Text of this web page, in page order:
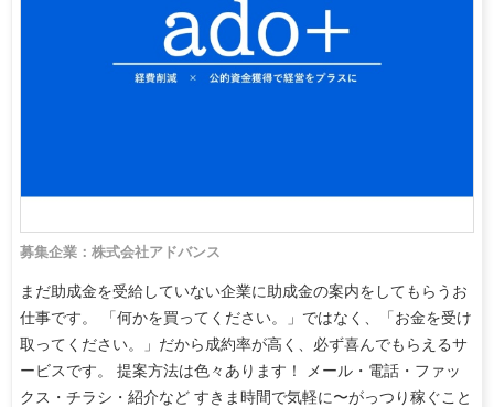
募集企業：株式会社アドバンス
まだ助成金を受給していない企業に助成金の案内をしてもらうお
仕事です。 「何かを買ってください。」ではなく、「お金を受け
取ってください。」だから成約率が高く、必ず喜んでもらえるサ
ービスです。 提案方法は色々あります！ メール・電話・ファッ
クス・チラシ・紹介など すきま時間で気軽に〜がっつり稼ぐこと